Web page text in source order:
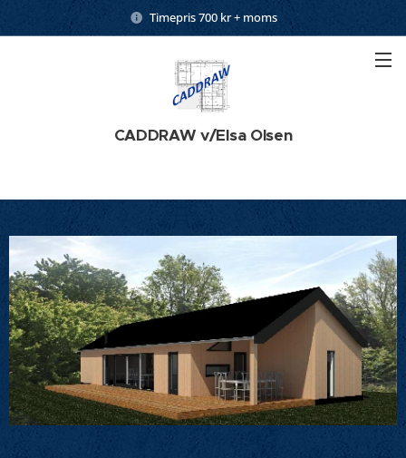
Timepris 700 kr + moms
CADDRAW v/Elsa Olsen